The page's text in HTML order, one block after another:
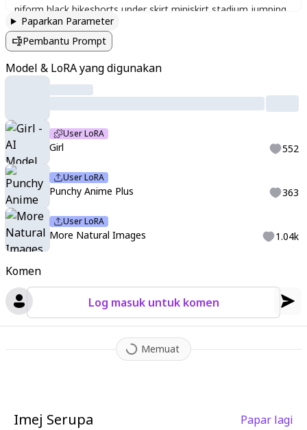
Komen
Log masuk untuk komen
Memuat
niform black bikeshorts under skirt miniskirt stadium jumping
holding pom pom(cheerleading)
th,pastel color,kawaiistyle
Paparkan Parameter
Pembantu Prompt
Model & LoRA yang digunakan
User LoRA
Girl 552
User LoRA
Punchy Anime Plus 363
User LoRA
More Natural Images 1.04k
Imej Serupa Papar lagi